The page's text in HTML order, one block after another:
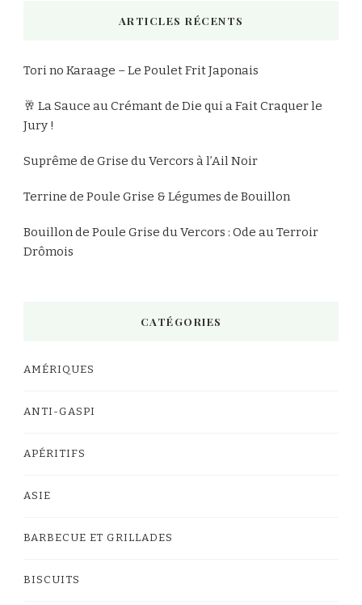
ARTICLES RÉCENTS
Tori no Karaage – Le Poulet Frit Japonais
🥂 La Sauce au Crémant de Die qui a Fait Craquer le
Jury !
Suprême de Grise du Vercors à l’Ail Noir
Terrine de Poule Grise & Légumes de Bouillon
Bouillon de Poule Grise du Vercors : Ode au Terroir
Drômois
CATÉGORIES
AMÉRIQUES
ANTI-GASPI
APÉRITIFS
ASIE
BARBECUE ET GRILLADES
BISCUITS